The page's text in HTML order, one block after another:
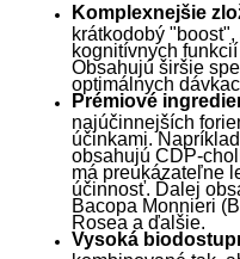
Komplexnejšie
krátkodobý
kognitívnych
Obsahujú širšie
optimálnych
Prémiové
najúčinnejších
účinkami.
obsahujú CDP-
má preukázateľne
účinnosť. Ďalej
Bacopa Monnieri
Rosea a ďalšie.
Vysoká